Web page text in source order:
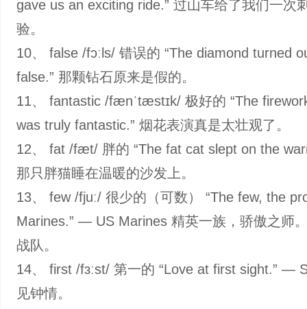
gave us an exciting ride.” 过山车给了我们一次
验。
10、 false /fɔːls/ 错误的 “The diamond turned
false.” 那颗钻石原来是假的。
11、 fantastic /fænˈtæstɪk/ 极好的 “The
was truly fantastic.” 烟花表演真是太壮观了。
12、 fat /fæt/ 胖的 “The fat cat slept on the
那只胖猫睡在温暖的沙发上。
13、 few /fjuː/ 很少的（可数） “The few, the
Marines.” — US Marines 精英一族，骄傲之师
战队。
14、 first /fɜːst/ 第一的 “Love at first sight.” —
见钟情。